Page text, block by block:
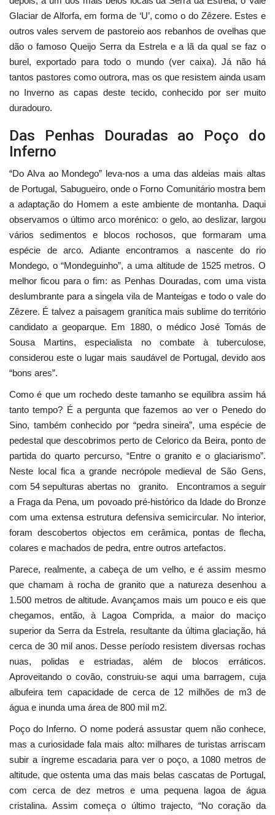
Glaciar de Alforfa, em forma de ‘U’, como o do Zêzere. Estes e
outros vales servem de pastoreio aos rebanhos de ovelhas que
dão o famoso Queijo Serra da Estrela e a lã da qual se faz o
burel, exportado para todo o mundo (ver caixa). Já não há
tantos pastores como outrora, mas os que resistem ainda usam
no Inverno as capas deste tecido, conhecido por ser muito
duradouro.
Das Penhas Douradas ao Poço do
Inferno
“Do Alva ao Mondego” leva-nos a uma das aldeias mais altas
de Portugal, Sabugueiro, onde o Forno Comunitário mostra bem
a adaptação do Homem a este ambiente de montanha. Daqui
observamos o último arco morénico: o gelo, ao deslizar, largou
vários sedimentos e blocos rochosos, que formaram uma
espécie de arco. Adiante encontramos a nascente do rio
Mondego, o “Mondeguinho”, a uma altitude de 1525 metros. O
melhor ficou para o fim: as Penhas Douradas, com uma vista
deslumbrante para a singela vila de Manteigas e todo o vale do
Zêzere. É talvez a paisagem granítica mais sublime do território
candidato a geoparque. Em 1880, o médico José Tomás de
Sousa Martins, especialista no combate à tuberculose,
considerou este o lugar mais saudável de Portugal, devido aos
“bons ares”.
Como é que um rochedo deste tamanho se equilibra assim há
tanto tempo? É a pergunta que fazemos ao ver o Penedo do
Sino, também conhecido por “pedra sineira”, uma espécie de
pedestal que descobrimos perto de Celorico da Beira, ponto de
partida do quarto percurso, “Entre o granito e o glaciarismo”.
Neste local fica a grande necrópole medieval de São Gens,
com 54 sepulturas abertas no granito. Encontramos a seguir
a Fraga da Pena, um povoado pré-histórico da Idade do Bronze
com uma extensa estrutura defensiva semicircular. No interior,
foram descobertos objectos em cerâmica, pontas de flecha,
colares e machados de pedra, entre outros artefactos.
Parece, realmente, a cabeça de um velho, e é assim mesmo
que chamam à rocha de granito que a natureza desenhou a
1.500 metros de altitude. Avançamos mais um pouco e eis que
chegamos, então, à Lagoa Comprida, a maior do maciço
superior da Serra da Estrela, resultante da última glaciação, há
cerca de 30 mil anos. Desse período resistem diversas rochas
nuas, polidas e estriadas, além de blocos erráticos.
Aproveitando o covão, construiu-se aqui uma barragem, cuja
albufeira tem capacidade de cerca de 12 milhões de m3 de
água e inunda uma área de 800 mil m2.
Poço do Inferno. O nome poderá assustar quem não conhece,
mas a curiosidade fala mais alto: milhares de turistas arriscam
subir a íngreme escadaria para ver o poço, a 1080 metros de
altitude, que ostenta uma das mais belas cascatas de Portugal,
com cerca de dez metros e uma pequena lagoa de água
cristalina. Assim começa o último trajecto, “No coração da